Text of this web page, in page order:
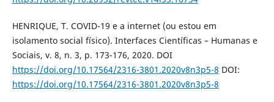
HENRIQUE, T. COVID-19 e a internet (ou estou em
isolamento social físico). Interfaces Científicas – Humanas e
Sociais, v. 8, n. 3, p. 173-176, 2020. DOI
https://doi.org/10.17564/2316-3801.2020v8n3p5-8 DOI:
https://doi.org/10.17564/2316-3801.2020v8n3p5-8